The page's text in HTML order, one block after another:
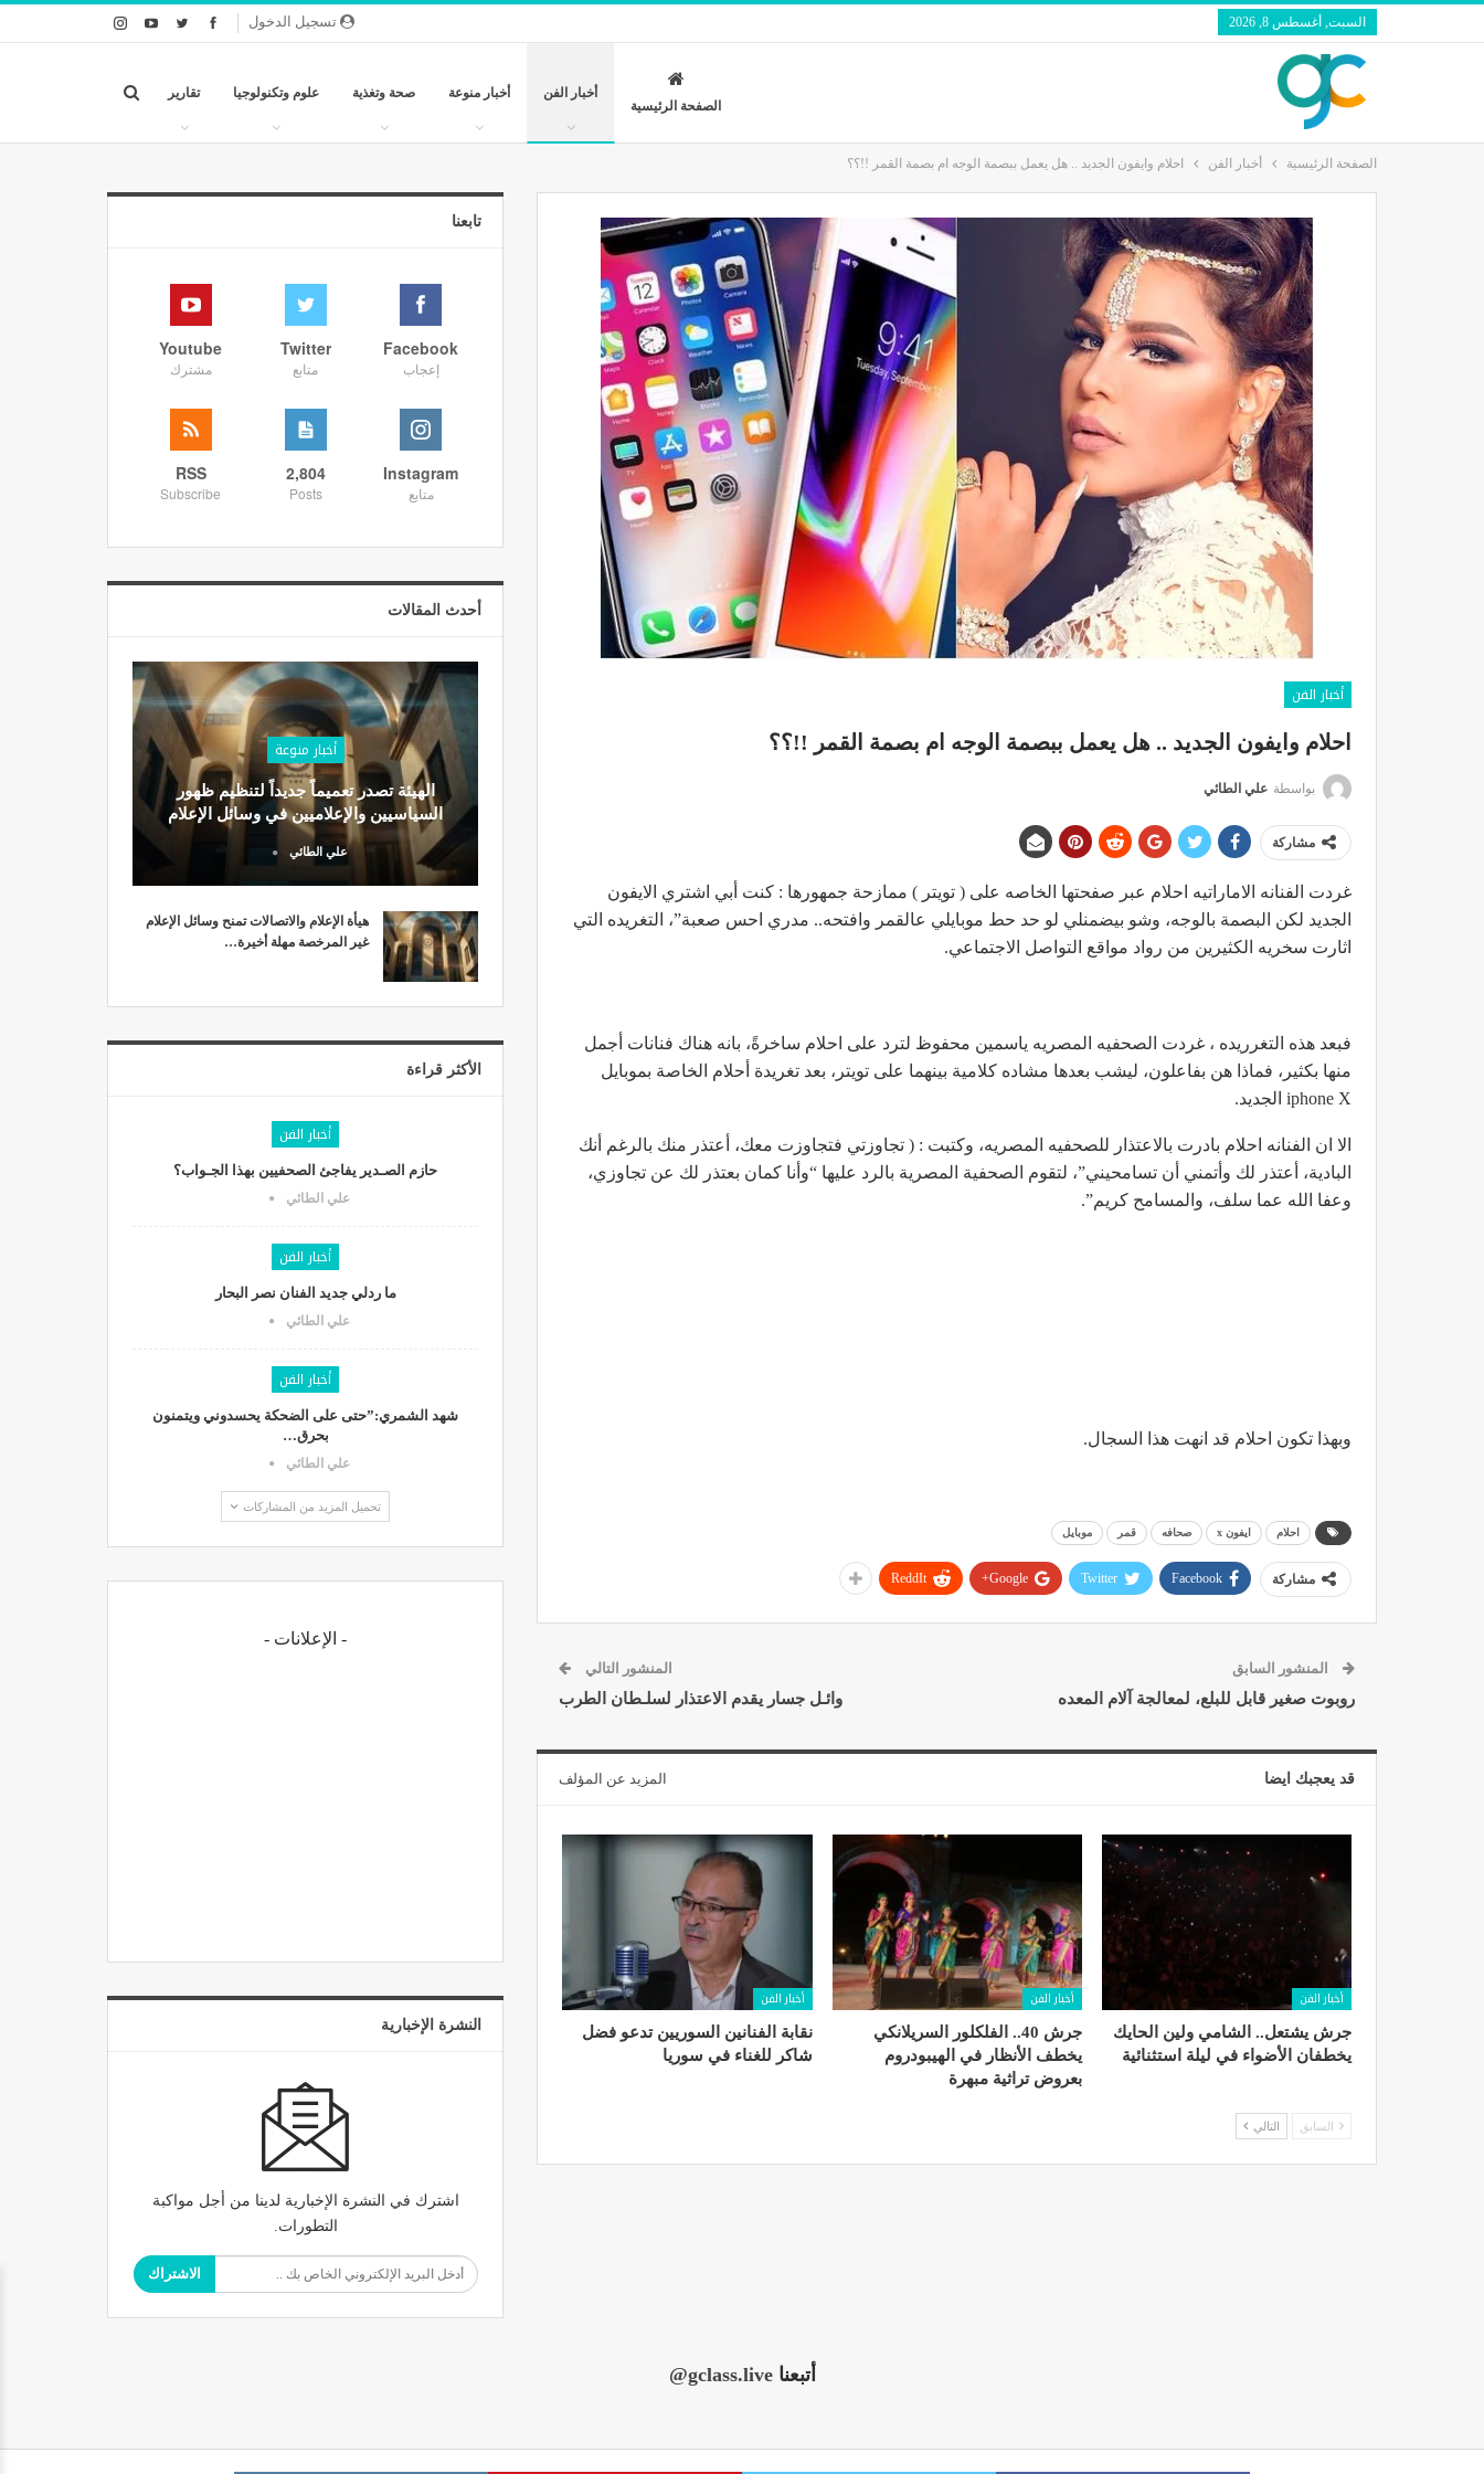
تسجيل الدخول السبت, أغسطس 8, 2026
الصفحة الرئيسية
أخبار الفن أخبار منوعة صحة وتغذية علوم وتكنولوجيا تقارير
الصفحة الرئيسية أخبار الفن احلام وايفون الجديد .. هل يعمل ببصمة الوجه ام بصمة القمر !!؟؟
أخبار الفن
احلام وايفون الجديد .. هل يعمل ببصمة الوجه ام بصمة القمر !!؟؟
بواسطة علي الطائي
مشاركة
غردت الفنانه الاماراتيه احلام عبر صفحتها الخاصه على ( تويتر ) ممازحة جمهورها : كنت أبي اشتري الايفون
الجديد لكن البصمة بالوجه، وشو بيضمنلي لو حد حط موبايلي عالقمر وافتحه.. مدري احس صعبة”، التغريده التي
اثارت سخريه الكثيرين من رواد مواقع التواصل الاجتماعي.
فبعد هذه التغرريده ، غردت الصحفيه المصريه ياسمين محفوظ لترد على احلام ساخرةً، بانه هناك فنانات أجمل
منها بكثير، فماذا هن بفاعلون، ليشب بعدها مشاده كلامية بينهما على تويتر، بعد تغريدة أحلام الخاصة بموبايل
iphone X الجديد.
الا ان الفنانه احلام بادرت بالاعتذار للصحفيه المصريه، وكتبت : ( تجاوزتي فتجاوزت معك، أعتذر منك بالرغم أنك
البادية، أعتذر لك وأتمني أن تسامحيني”، لتقوم الصحفية المصرية بالرد عليها “وأنا كمان بعتذر لك عن تجاوزي،
وعفا الله عما سلف، والمسامح كريم”.
وبهذا تكون احلام قد انهت هذا السجال.
احلام ايفون x صحافه قمر موبايل
مشاركة Facebook
Twitter
Google+
ReddIt
المنشور السابق
روبوت صغير قابل للبلع، لمعالجة آلام المعده
المنشور التالي
وائـل جسار يقدم الاعتذار لسلـطان الطرب
قد يعجبك ايضا المزيد عن المؤلف
أخبار الفن
جرش يشتعل.. الشامي ولين الحايك
يخطفان الأضواء في ليلة استثنائية
أخبار الفن
جرش 40.. الفلكلور السريلانكي
يخطف الأنظار في الهيبودروم
بعروض تراثية مبهرة
أخبار الفن
نقابة الفنانين السوريين تدعو فضل
شاكر للغناء في سوريا
السابق التالي
تابعنا
Facebook
إعجاب
Twitter
متابع
Youtube
مشترك
Instagram
متابع
2,804
Posts
RSS
Subscribe
أحدث المقالات
أخبار منوعة
الهيئة تصدر تعميماً جديداً لتنظيم ظهور
السياسيين والإعلاميين في وسائل الإعلام
علي الطائي
هيأة الإعلام والاتصالات تمنح وسائل الإعلام
غير المرخصة مهلة أخيرة…
الأكثر قراءة
أخبار الفن
حازم الصـدير يفاجئ الصحفيين بهذا الجـواب؟
علي الطائي
أخبار الفن
ما ردلي جديد الفنان نصر البحار
علي الطائي
أخبار الفن
شهد الشمري:”حتى على الضحكة يحسدوني ويتمنون
بحرق…
علي الطائي
تحميل المزيد من المشاركات
- الإعلانات -
النشرة الإخبارية
اشترك في النشرة الإخبارية لدينا من أجل مواكبة
التطورات.
الاشتراك
أتبعنا@gclass.live